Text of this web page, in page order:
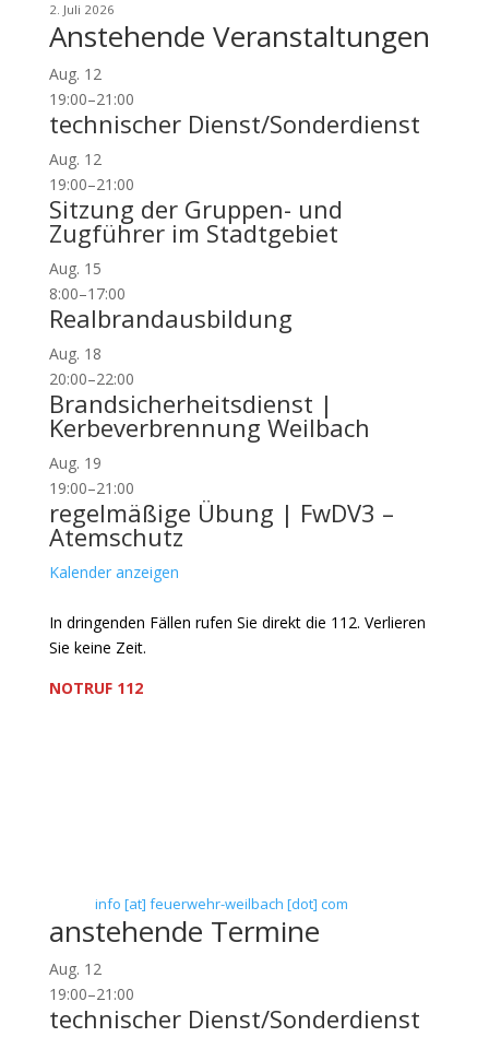
2. Juli 2026
Anstehende Veranstaltungen
Aug. 12
19:00–21:00
technischer Dienst/Sonderdienst
Aug. 12
19:00–21:00
Sitzung der Gruppen- und
Zugführer im Stadtgebiet
Aug. 15
8:00–17:00
Realbrandausbildung
Aug. 18
20:00–22:00
Brandsicherheitsdienst |
Kerbeverbrennung Weilbach
Aug. 19
19:00–21:00
regelmäßige Übung | FwDV3 –
Atemschutz
Kalender anzeigen
In dringenden Fällen rufen Sie direkt die 112. Verlieren
Sie keine Zeit.
NOTRUF 112
info [at] feuerwehr-weilbach [dot] com
anstehende Termine
Aug. 12
19:00–21:00
technischer Dienst/Sonderdienst